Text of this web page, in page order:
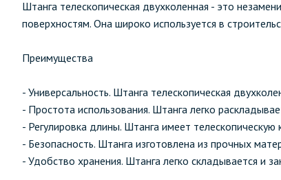
Штанга телескопическая двухколенная - это
поверхностям. Она широко используется в
Преимущества
- Универсальность. Штанга телескопическая
- Простота использования. Штанга легко
- Регулировка длины. Штанга имеет
- Безопасность. Штанга изготовлена из прочных
- Удобство хранения. Штанга легко складывается и